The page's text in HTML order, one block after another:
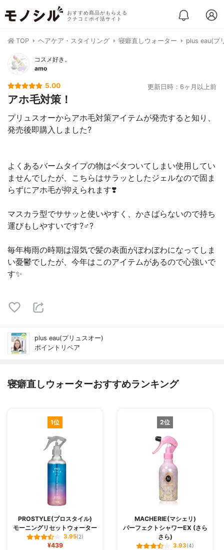
おすすめ商品がもらえる
クチコミポイ活サイト
TOP ヘアケア・スタイリング 寝癖直しウォーター plus eau(プ
コスメ好き。
amo
5.00 更新日時：6ヶ月以上前
アホ毛対策！
プリュスオーからアホ毛対策アイテムが発売すると知り、
発売後即購入しました?
よくあるバームタイプの物はベタついてしまい使用してい
ませんでしたが、こちらはサラッとしたジェルなので固ま
らずにアホ毛が抑えられます❣️
マスカラ型でササッと使いやすく、かさばらないので持ち
運びもしやすいです?‍♂️?
毎年梅雨の時期は湿気で髪の表面がぼわぼわになってしま
い憂鬱でしたが、今年はこのアイテムがあるので心強いで
す✨
plus eau(プリュスオー)
ポイントリペア
寝癖直しウォーターおすすめランキング
1位
PROSTYLE(プロスタイル)
モーニングリセットウォーター
3.95(2)
¥439
2位
MACHERIE(マシェリ)
パーフェクトシャワーEX (さら
さら)
3.93(4)